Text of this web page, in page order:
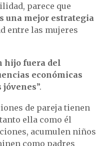
parece que
una mejor estrategia
entre las mujeres
hijo fuera del
económicas
jóvenes”.
de pareja tienen
ella como él
acumulen niños
como padres